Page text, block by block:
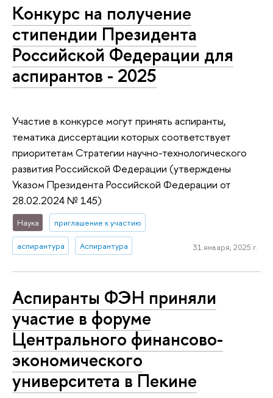
Конкурс на получение
стипендии Президента
Российской Федерации для
аспирантов - 2025
Участие в конкурсе могут принять аспиранты,
тематика диссертации которых соответствует
приоритетам Стратегии научно-технологического
развития Российской Федерации (утверждены
Указом Президента Российской Федерации от
28.02.2024 № 145)
Наука приглашение к участию
аспирантура Аспирантура 31 января, 2025 г.
Аспиранты ФЭН приняли
участие в форуме
Центрального финансово-
экономического
университета в Пекине